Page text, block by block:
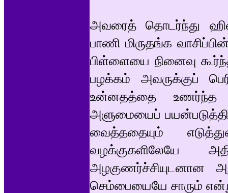
அவரைத் தொடர்ந்து
பாணி மிருதங்க
பிள்ளையை நினைவு
பழக்கம் அவருக்குப்
உன்னதத்தை உணர்ந்த
அளுமையைப்
வைத்ததையும்
வழக்குகளிலேயே
அழகுணர்ச்சியுடனான
செம்பையையே சாரும்